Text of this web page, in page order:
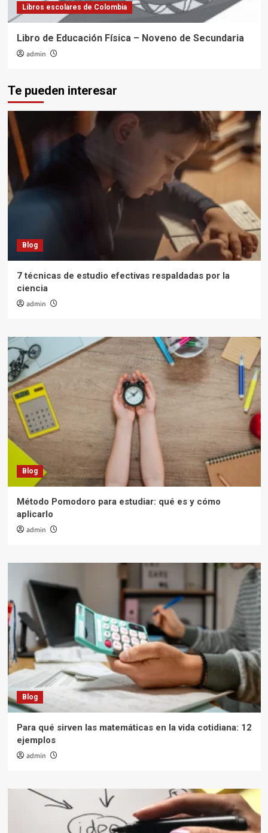
Libros escolares de Colombia
Libro de Educación Física – Noveno de Secundaria
admin
Te pueden interesar
Blog
7 técnicas de estudio efectivas respaldadas por la
ciencia
admin
Blog
Método Pomodoro para estudiar: qué es y cómo
aplicarlo
admin
Blog
Para qué sirven las matemáticas en la vida cotidiana: 12
ejemplos
admin